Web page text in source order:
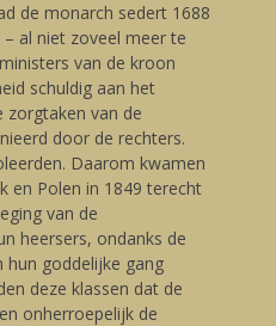
de monarch sedert 1688
– al niet zoveel meer te
van de kroon
schuldig aan het
zorgtaken van de
door de rechters.
Daarom kwamen
en Polen in 1849 terecht
van de
heersers, ondanks de
hun goddelijke gang
deze klassen dat de
onherroepelijk de